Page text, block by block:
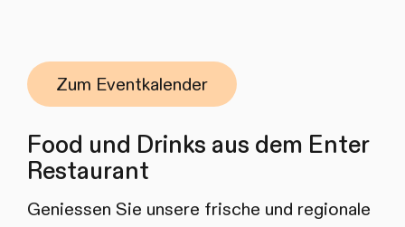
Zum Eventkalender
Food und Drinks aus dem Enter
Restaurant
Geniessen Sie unsere frische und regionale